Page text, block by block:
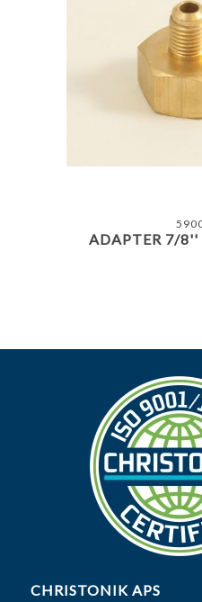
ADAPTER 7/
CHRISTONIK APS